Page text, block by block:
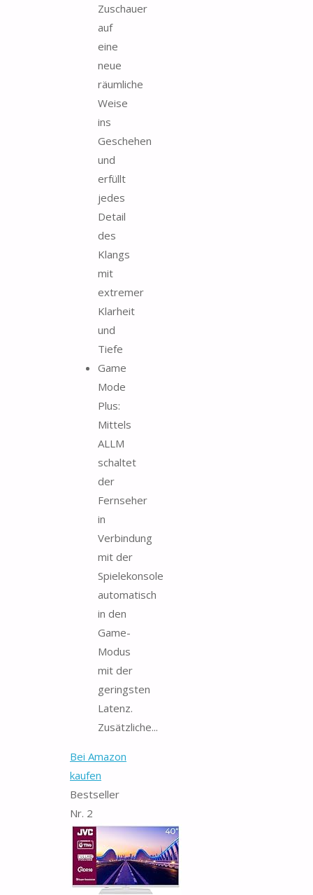
Zuschauer
auf
eine
neue
räumliche
Weise
ins
Geschehen
und
erfüllt
jedes
Detail
des
Klangs
mit
extremer
Klarheit
und
Tiefe
Game
Mode
Plus:
Mittels
ALLM
schaltet
der
Fernseher
in
Verbindung
mit der
Spielekonsole
automatisch
in den
Game-
Modus
mit der
geringsten
Latenz.
Zusätzliche...
Bei Amazon
kaufen
Bestseller
Nr. 2